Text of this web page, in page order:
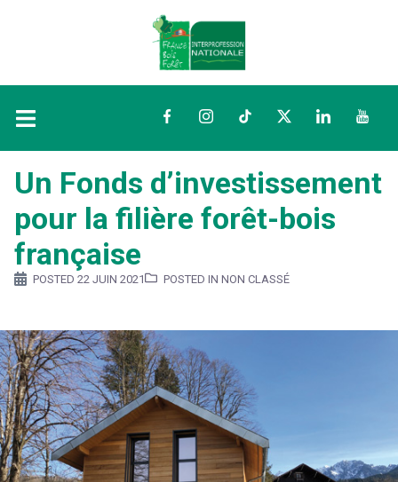
FacebookInstagramTikTokTwitterLinkedIn
Un Fonds d’investissement
pour la filière forêt-bois
française
POSTED 22 JUIN 2021 POSTED IN NON CLASSÉ